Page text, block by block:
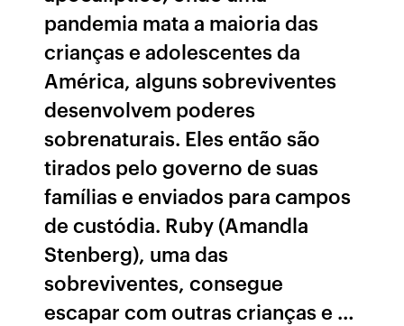
pandemia mata a maioria das
crianças e adolescentes da
América, alguns sobreviventes
desenvolvem poderes
sobrenaturais. Eles então são
tirados pelo governo de suas
famílias e enviados para campos
de custódia. Ruby (Amandla
Stenberg), uma das
sobreviventes, consegue
escapar com outras crianças e …